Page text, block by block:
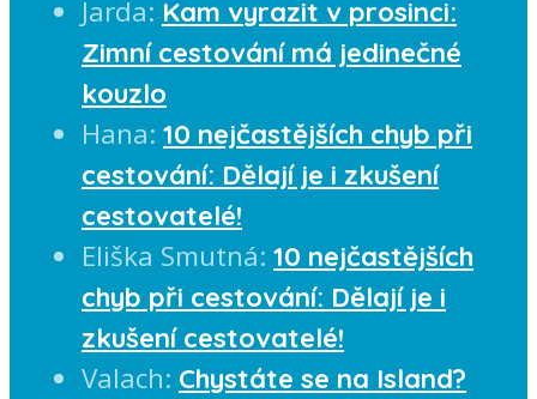
Jarda: Kam vyrazit v prosinci:
Zimní cestování má jedinečné
kouzlo
Hana: 10 nejčastějších chyb při
cestování: Dělají je i zkušení
cestovatelé!
Eliška Smutná: 10 nejčastějších
chyb při cestování: Dělají je i
zkušení cestovatelé!
Valach: Chystáte se na Island?